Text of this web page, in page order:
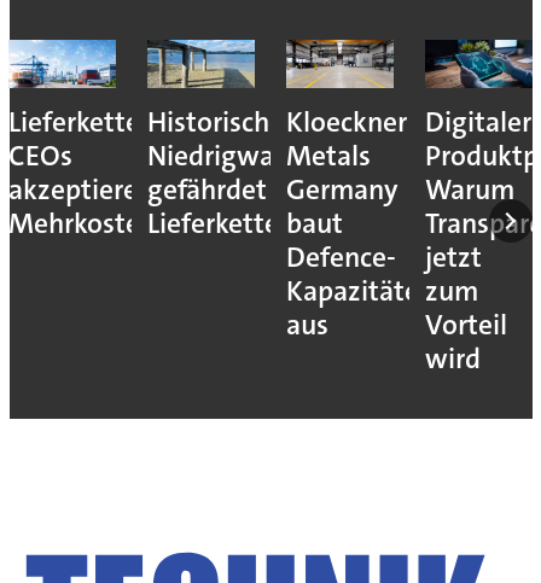
Kloeckner
Metals
Germany
baut
Digitaler
Produktpass:
Warum
Transparenz
Die
größten
Brauereien
weltweit
Schluss
mit
So
steigern
Sie Ihre
OEE um
15%